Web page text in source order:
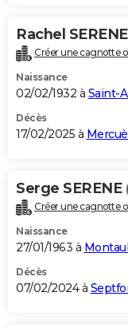
Carte de Noël
Carte Bonne année
Carte Saint-Valentin
Carte Pâques
Carte d'anniversaire
DICTIONNAIRE
Dictionnaire
Biographies
Citations
Expressions
Proverbes
PROGRAMME TV
S'inscrire
Se connecter
Lycées
Collèges
Primaires
Universités
Entreprises
Service militaire
Avis de recherche
AVIS DE DÉCÈS
Bricolage
Lifestyle
Culture
Sport
Auto
Television
Voyage
Cinema
Rachel SERENE
Créer une cagnotte
Naissance
02/02/1932 à Saint-
Décès
17/02/2025 à
Serge SERENE
Créer une cagnotte
Naissance
27/01/1963 à
Décès
07/02/2024 à